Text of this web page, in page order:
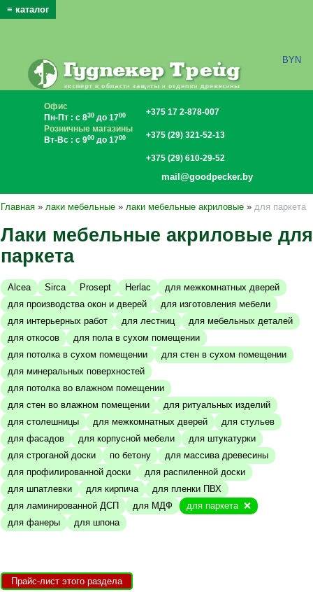
x
≡ каталог
BYN
Офис
Пн-Пт : с 830 до 1700
Розничные магазины
Вт-Вс : с 900 до 1700
+375 17 2-878-007
+375 (29) 321-52-13
+375 (29) 610-29-52
mail@goodpecker.by
Главная » лаки мебельные » лаки мебельные акриловые » для паркета
Лаки мебельные акриловые для
паркета
Alcea Sirca Prosept Herlac
для межкомнатных дверей
для производства окон и дверей
для изготовления мебели
для интерьерных работ
для лестниц
для мебельных деталей
для откосов
для пола в сухом помещении
для потолка в сухом помещении
для стен в сухом помещении
для минеральных поверхностей
для потолка во влажном помещении
для стен во влажном помещении
для ритуальных изделий
для столешницы
для межкомнатных дверей
для стульев
для фасадов
для корпусной мебели
для штукатурки
для строганой доски
по бетону
для массива древесины
для профилированной доски
для распиленной доски
для шпатлевки
для кирпича
для пленки ПВХ
для ламинированной ДСП
для МДФ
для паркета
для фанеры
для шпона
Прайс-лист этого раздела